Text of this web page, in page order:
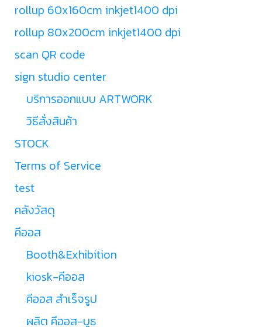
rollup 60x160cm inkjet1400 dpi
rollup 80x200cm inkjet1400 dpi
scan QR code
sign studio center
บริการออกแบบ ARTWORK
วิธีสั่งสินค้า
STOCK
Terms of Service
test
คลังวัสดุ
คีออส
Booth&Exhibition
kiosk-คีออส
คีออส สำเร็จรูป
ผลิต คีออส-บูธ